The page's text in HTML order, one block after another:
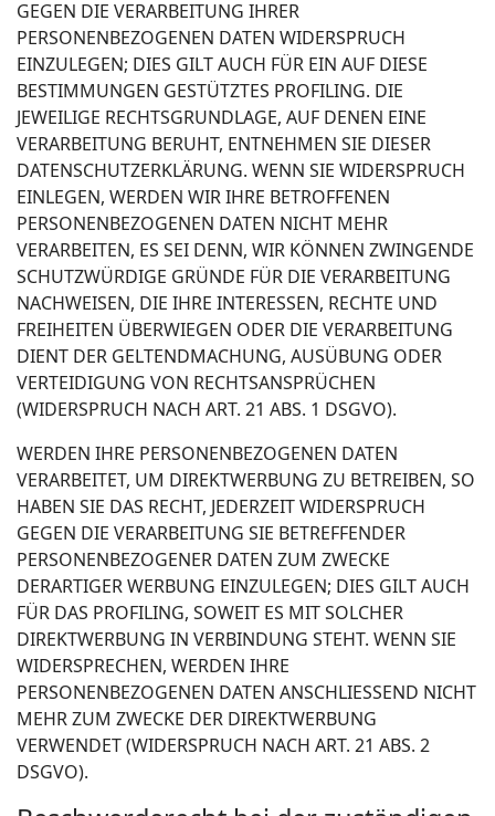
GEGEN DIE VERARBEITUNG IHRER
PERSONENBEZOGENEN DATEN WIDERSPRUCH
EINZULEGEN; DIES GILT AUCH FÜR EIN AUF DIESE
BESTIMMUNGEN GESTÜTZTES PROFILING. DIE
JEWEILIGE RECHTSGRUNDLAGE, AUF DENEN EINE
VERARBEITUNG BERUHT, ENTNEHMEN SIE DIESER
DATENSCHUTZERKLÄRUNG. WENN SIE WIDERSPRUCH
EINLEGEN, WERDEN WIR IHRE BETROFFENEN
PERSONENBEZOGENEN DATEN NICHT MEHR
VERARBEITEN, ES SEI DENN, WIR KÖNNEN ZWINGENDE
SCHUTZWÜRDIGE GRÜNDE FÜR DIE VERARBEITUNG
NACHWEISEN, DIE IHRE INTERESSEN, RECHTE UND
FREIHEITEN ÜBERWIEGEN ODER DIE VERARBEITUNG
DIENT DER GELTENDMACHUNG, AUSÜBUNG ODER
VERTEIDIGUNG VON RECHTSANSPRÜCHEN
(WIDERSPRUCH NACH ART. 21 ABS. 1 DSGVO).
WERDEN IHRE PERSONENBEZOGENEN DATEN
VERARBEITET, UM DIREKTWERBUNG ZU BETREIBEN, SO
HABEN SIE DAS RECHT, JEDERZEIT WIDERSPRUCH
GEGEN DIE VERARBEITUNG SIE BETREFFENDER
PERSONENBEZOGENER DATEN ZUM ZWECKE
DERARTIGER WERBUNG EINZULEGEN; DIES GILT AUCH
FÜR DAS PROFILING, SOWEIT ES MIT SOLCHER
DIREKTWERBUNG IN VERBINDUNG STEHT. WENN SIE
WIDERSPRECHEN, WERDEN IHRE
PERSONENBEZOGENEN DATEN ANSCHLIESSEND NICHT
MEHR ZUM ZWECKE DER DIREKTWERBUNG
VERWENDET (WIDERSPRUCH NACH ART. 21 ABS. 2
DSGVO).